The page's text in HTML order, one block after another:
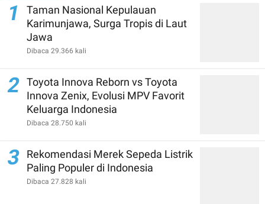
1
Taman Nasional Kepulauan
Karimunjawa, Surga Tropis di Laut
Jawa
Dibaca 29.366 kali
2 Toyota Innova Reborn vs Toyota
Innova Zenix, Evolusi MPV Favorit
Keluarga Indonesia
Dibaca 28.750 kali
3
Rekomendasi Merek Sepeda Listrik
Paling Populer di Indonesia
Dibaca 27.828 kali